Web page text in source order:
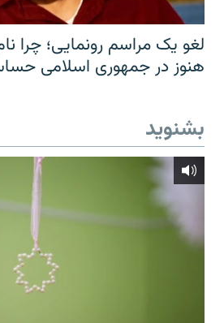
لغو یک مراسم رونمایی؛ چرا
هنوز در جمهوری اسلامی
بشنوید